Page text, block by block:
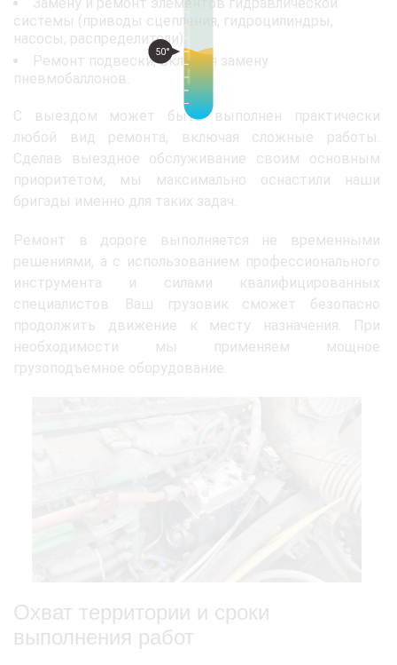
50°
системы (приводы сцепления, гидроцилиндры,
насосы, распределители).
Ремонт подвески, включая замену
пневмобаллонов.
С выездом может быть выполнен практически
любой вид ремонта, включая сложные работы.
Сделав выездное обслуживание своим основным
приоритетом, мы максимально оснастили наши
бригады именно для таких задач.
Ремонт в дороге выполняется не временными
решениями, а с использованием профессионального
инструмента и силами квалифицированных
специалистов. Ваш грузовик сможет безопасно
продолжить движение к месту назначения. При
необходимости мы применяем мощное
грузоподъемное оборудование.
Охват территории и сроки
выполнения работ